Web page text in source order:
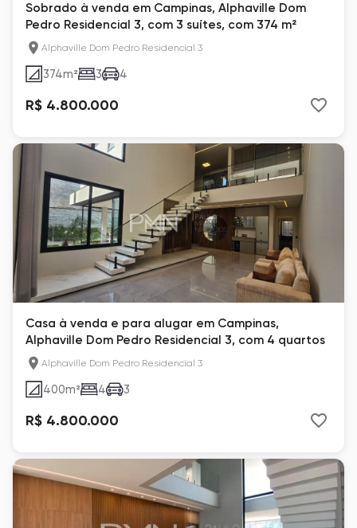
Sobrado à venda em Campinas, Alphaville Dom
Pedro Residencial 3, com 3 suítes, com 374 m²
Alphaville Dom Pedro Residencial 3
374m² 3 4
R$ 4.800.000
Casa à venda e para alugar em Campinas,
Alphaville Dom Pedro Residencial 3, com 4 quartos
Alphaville Dom Pedro Residencial 3
400m² 4 3
R$ 4.800.000